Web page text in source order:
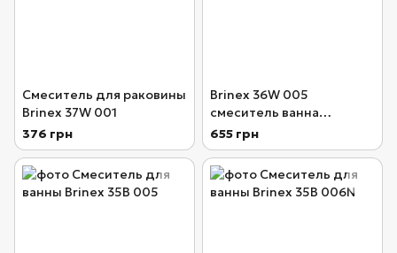
Смеситель для раковины
Brinex 37W 001
376 грн
Brinex 36W 005
смеситель ванна
длинная (k35)
655 грн